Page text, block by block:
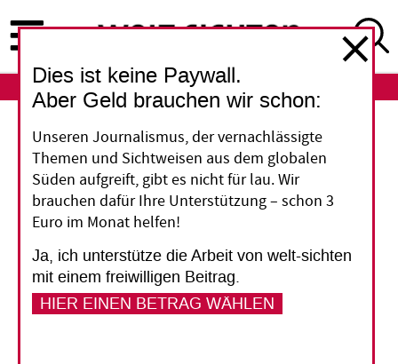
zum
Inhalt
ABO
Sauberer Strom für arme Inder
Die Bundesregierung überraschte im April mit
einer Zusage von einer Milliarde Euro für den
Ausbau erneuerbarer Energien in Indien. Die
Staatssekretärin im Entwicklungsministerium
(BMZ), Gudrun Kopp, rechtfertigt diese
Investition als entwicklungspolitisch sinnvoll.
Dies ist keine Paywall.
Aber Geld brauchen wir schon:
Unseren Journalismus, der vernachlässigte
Themen und Sichtweisen aus dem globalen
Süden aufgreift, gibt es nicht für lau. Wir
brauchen dafür Ihre Unterstützung – schon 3
Euro im Monat helfen!
Ja, ich unterstütze die Arbeit von welt-sichten
mit einem freiwilligen Beitrag.
HIER EINEN BETRAG WÄHLEN